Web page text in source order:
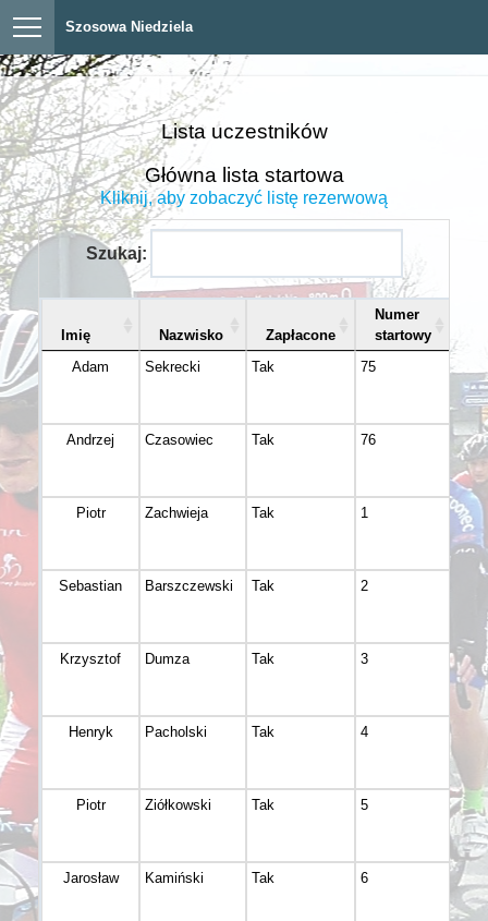
Szosowa Niedziela
Lista uczestników
Główna lista startowa
Kliknij, aby zobaczyć listę rezerwową
Szukaj:
Imię Nazwisko Zapłacone
Numer
startowy
Adam
Sekrecki Tak 75
Andrzej Czasowiec Tak 76
Piotr Zachwieja Tak 1
Sebastian Barszczewski Tak 2
Krzysztof Dumza Tak 3
Henryk Pacholski Tak 4
Piotr Ziółkowski Tak 5
Jarosław Kamiński Tak 6